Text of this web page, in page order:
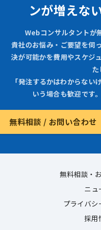
ンが増えな
Webコンサルタントが
貴社のお悩み・ご要望を伺
決が可能かを費用やスケジ
た
「発注するかはわからない
いう場合も歓迎です
無料相談 / お問い合わせ
無料相談・
ニュ
プライバシ
採用